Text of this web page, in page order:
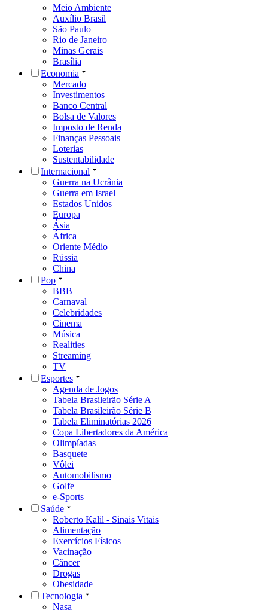
Meio Ambiente
Auxílio Brasil
São Paulo
Rio de Janeiro
Minas Gerais
Brasília
Economia
Mercado
Investimentos
Banco Central
Bolsa de Valores
Imposto de Renda
Finanças Pessoais
Loterias
Sustentabilidade
Internacional
Guerra na Ucrânia
Guerra em Israel
Estados Unidos
Europa
Ásia
África
Oriente Médio
Rússia
China
Pop
BBB
Carnaval
Celebridades
Cinema
Música
Realities
Streaming
TV
Esportes
Agenda de Jogos
Tabela Brasileirão Série A
Tabela Brasileirão Série B
Tabela Eliminatórias 2026
Copa Libertadores da América
Olimpíadas
Basquete
Vôlei
Automobilismo
Golfe
e-Sports
Saúde
Roberto Kalil - Sinais Vitais
Alimentação
Exercícios Físicos
Vacinação
Câncer
Drogas
Obesidade
Tecnologia
Nasa